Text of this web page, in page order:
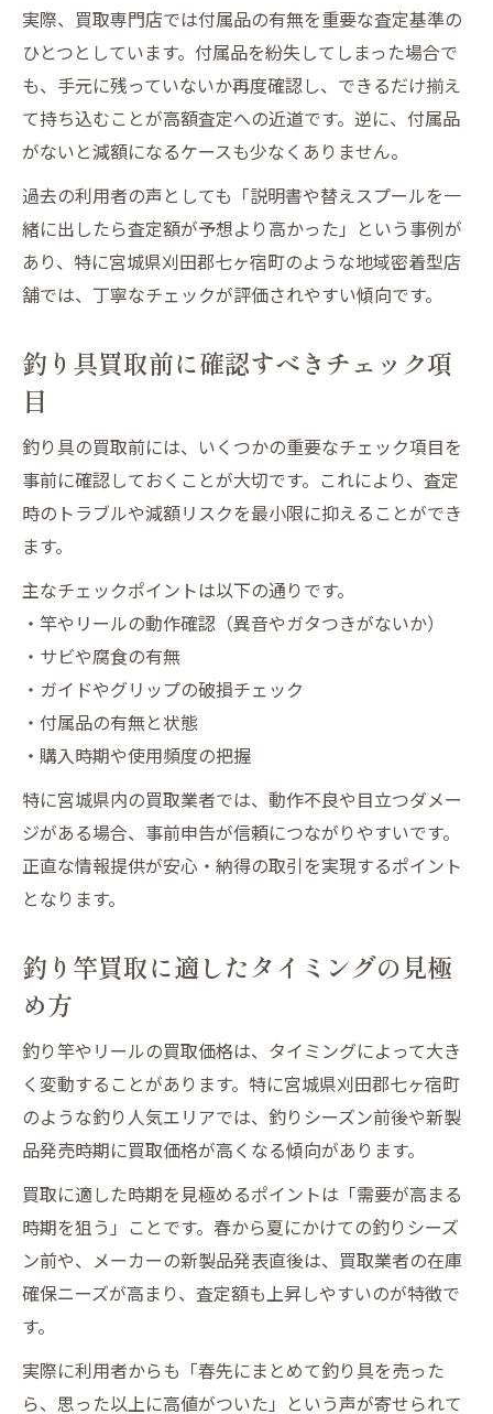
実際、買取専門店では付属品の有無を重要な査定基準の
ひとつとしています。付属品を紛失してしまった場合で
も、手元に残っていないか再度確認し、できるだけ揃え
て持ち込むことが高額査定への近道です。逆に、付属品
がないと減額になるケースも少なくありません。
過去の利用者の声としても「説明書や替えスプールを一
緒に出したら査定額が予想より高かった」という事例が
あり、特に宮城県刈田郡七ヶ宿町のような地域密着型店
舗では、丁寧なチェックが評価されやすい傾向です。
釣り具買取前に確認すべきチェック項
目
釣り具の買取前には、いくつかの重要なチェック項目を
事前に確認しておくことが大切です。これにより、査定
時のトラブルや減額リスクを最小限に抑えることができ
ます。
主なチェックポイントは以下の通りです。
・竿やリールの動作確認（異音やガタつきがないか）
・サビや腐食の有無
・ガイドやグリップの破損チェック
・付属品の有無と状態
・購入時期や使用頻度の把握
特に宮城県内の買取業者では、動作不良や目立つダメー
ジがある場合、事前申告が信頼につながりやすいです。
正直な情報提供が安心・納得の取引を実現するポイント
となります。
釣り竿買取に適したタイミングの見極
め方
釣り竿やリールの買取価格は、タイミングによって大き
く変動することがあります。特に宮城県刈田郡七ヶ宿町
のような釣り人気エリアでは、釣りシーズン前後や新製
品発売時期に買取価格が高くなる傾向があります。
買取に適した時期を見極めるポイントは「需要が高まる
時期を狙う」ことです。春から夏にかけての釣りシーズ
ン前や、メーカーの新製品発表直後は、買取業者の在庫
確保ニーズが高まり、査定額も上昇しやすいのが特徴で
す。
実際に利用者からも「春先にまとめて釣り具を売った
ら、思った以上に高値がついた」という声が寄せられて